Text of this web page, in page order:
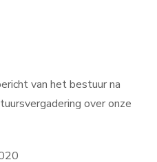
van het bestuur na
over onze